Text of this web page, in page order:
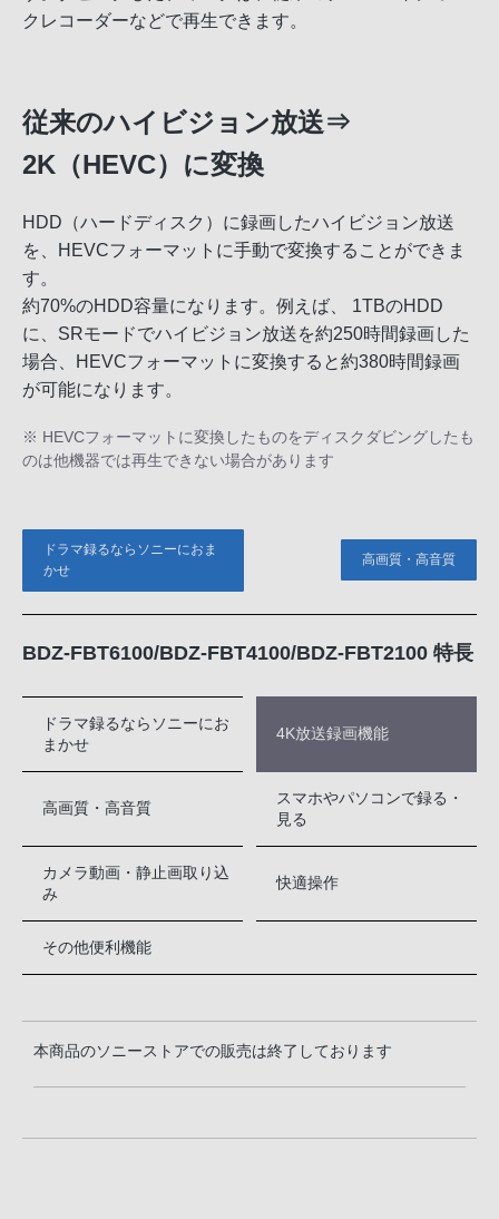
クレコーダーなどで再生できます。
従来のハイビジョン放送⇒
2K（HEVC）に変換
HDD（ハードディスク）に録画したハイビジョン放送
を、HEVCフォーマットに手動で変換することができま
す。
約70%のHDD容量になります。例えば、 1TBのHDD
に、SRモードでハイビジョン放送を約250時間録画した
場合、HEVCフォーマットに変換すると約380時間録画
が可能になります。
※ HEVCフォーマットに変換したものをディスクダビングしたも
のは他機器では再生できない場合があります
ドラマ録るならソニーにおま
かせ
高画質・高音質
BDZ-FBT6100/BDZ-FBT4100/BDZ-FBT2100 特長
ドラマ録るならソニーにお
まかせ
4K放送録画機能
高画質・高音質
スマホやパソコンで録る・
見る
カメラ動画・静止画取り込
み
快適操作
その他便利機能
本商品のソニーストアでの販売は終了しております